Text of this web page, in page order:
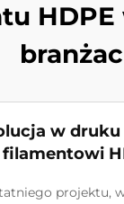
HDPE
w druku
filamentowi
projektu,